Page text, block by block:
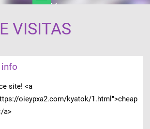
y fármacos
VISITAS
info
site! <a
oieypxa2.com/kyatok/1.html">cheap
a>